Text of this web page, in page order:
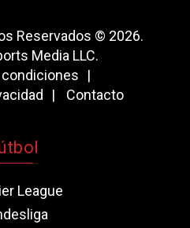
Reservados © 2026.
Media LLC.
Contacto
League